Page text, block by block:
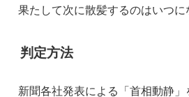
果たして次に散髪するのはいつに
判定方法
新聞各社発表による「首相動静」